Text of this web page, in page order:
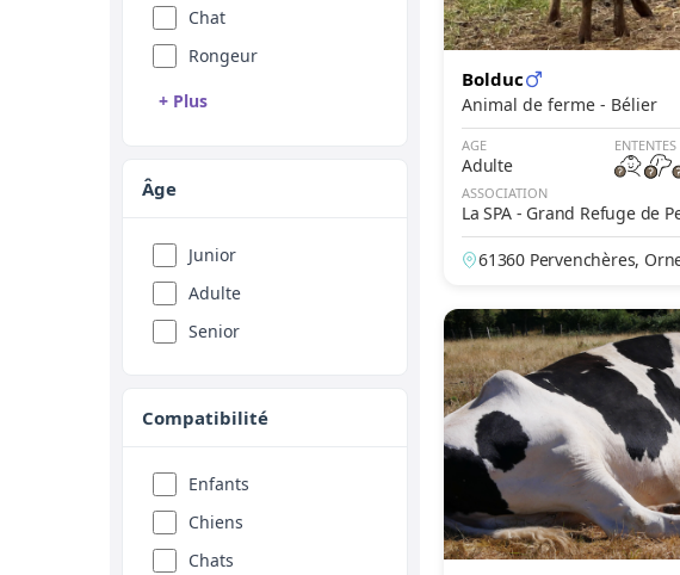
Chat
Rongeur
+ Plus
Equidé
Âge
Junior
Adulte
Senior
Compatibilité
Enfants
Chiens
Chats
Bolduc
Animal de ferme - Bélier
AGE
Adulte
ENTENTES
ASSOCIATION
La SPA - Grand Refuge de
es
61360 Pervenchères,